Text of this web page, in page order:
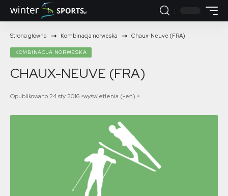
Strona główna Kombinacja norweska Chaux-Neuve (FRA)
KOMBINACJA NORWESKA
CHAUX-NEUVE (FRA)
Opublikowano 24 sty 2016 wyświetlenia (-eń)